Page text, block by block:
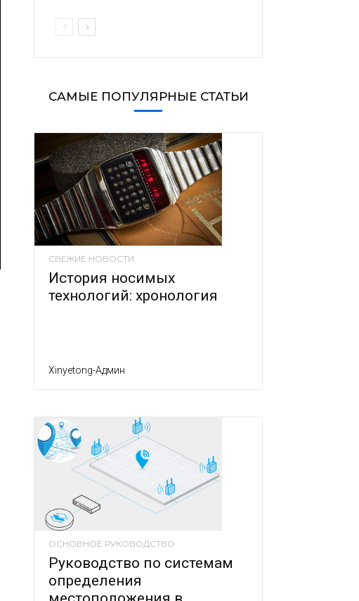
САМЫЕ ПОПУЛЯРНЫЕ СТАТЬИ
СВЕЖИЕ НОВОСТИ
История носимых
технологий: хронология
Xinyetong-Админ
ОСНОВНОЕ РУКОВОДСТВО
Руководство по системам
определения